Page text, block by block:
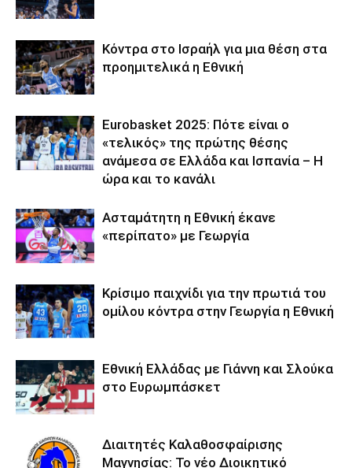
Κόντρα στο Ισραήλ για μια θέση στα
προημιτελικά η Εθνική
Eurobasket 2025: Πότε είναι ο
«τελικός» της πρώτης θέσης
ανάμεσα σε Ελλάδα και Ισπανία – Η
ώρα και το κανάλι
Ασταμάτητη η Εθνική έκανε
«περίπατο» με Γεωργία
Κρίσιμο παιχνίδι για την πρωτιά του
ομίλου κόντρα στην Γεωργία η Εθνική
Εθνική Ελλάδας με Γιάννη και Σλούκα
στο Ευρωμπάσκετ
Διαιτητές Καλαθοσφαίρισης
Μαγνησίας: Το νέο Διοικητικό